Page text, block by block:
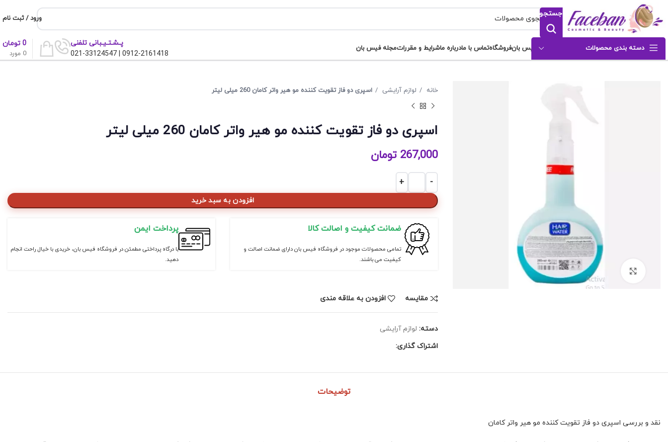
جستجو
ورود / ثبت نام
دسته بندی محصولات فیس بانفروشگاهتماس با مادرباره ماشرایط و مقرراتمجله فیس بان
پـشـتـیـبانی تلفنی
0912-2161418 | 021-33124547
0 مورد
0 تومان
برای بزرگنمایی کلیک کنید
خانه لوازم آرایشی اسپری دو فاز تقویت کننده مو هیر واتر کامان 260 میلی لیتر
اسپری دو فاز تقویت کننده مو هیر واتر کامان 260 میلی لیتر
267,000 تومان
اسپری دو فاز تقویت کننده مو هیر واتر کامان 260 میلی لیتر عدد
افزودن به سبد خرید
ضمانت کیفیت و اصالت کالا
تمامی محصولات موجود در فروشگاه فیس بان دارای ضمانت اصالت و
کیفیت می باشند.
پرداخت ایمن
با درگاه پرداختی مطمئن در فروشگاه فیس بان، خریدی با خیال راحت انجام
دهید.
مقايسه افزودن به علاقه مندی
دسته: لوازم آرایشی
اشتراک گذاری:
توضیحات
نقد و بررسی اسپری دو فاز تقویت کننده مو هیر واتر کامان